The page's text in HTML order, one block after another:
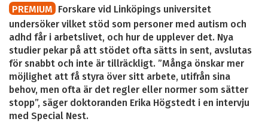
PREMIUM Forskare vid Linköpings universitet
undersöker vilket stöd som personer med autism och
adhd får i arbetslivet, och hur de upplever det. Nya
studier pekar på att stödet ofta sätts in sent, avslutas
för snabbt och inte är tillräckligt. ”Många önskar mer
möjlighet att få styra över sitt arbete, utifrån sina
behov, men ofta är det regler eller normer som sätter
stopp”, säger doktoranden Erika Högstedt i en intervju
med Special Nest.